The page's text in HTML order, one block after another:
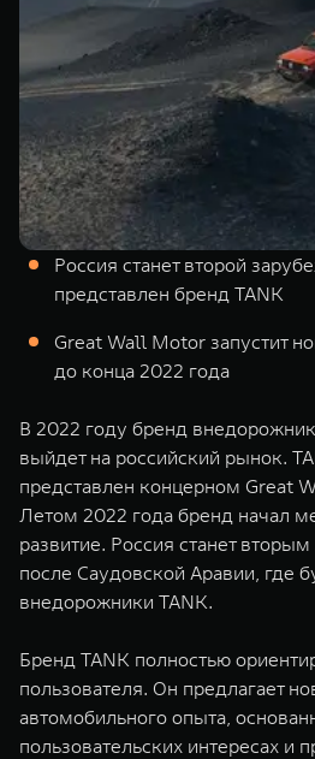
TANK 500
Веди за собой
от 6 499 000 ₽
WEY 07
Расширяя границы комфорта
от 6 149 000 ₽
TANK Финансы
Корпоративным клиентам
TANK ФИНАНСЫ
TANK Кредит
TANK Лизинг
TANK Страхование
Специальные предложения
Моторные масла
ЦИФРОВЫЕ СЕРВИСЫ TANK
Цифровые сервисы TANK
Подписки
Россия станет второй
представлен бренд TANK
Great Wall Motor запустит
до конца 2022 года
В 2022 году бренд
выйдет на российский рынок.
представлен концерном Great
Летом 2022 года бренд начал
развитие. Россия станет
после Саудовской Аравии, где
внедорожники TANK.
Бренд TANK полностью
пользователя. Он предлагает
автомобильного опыта,
пользовательских интересах и